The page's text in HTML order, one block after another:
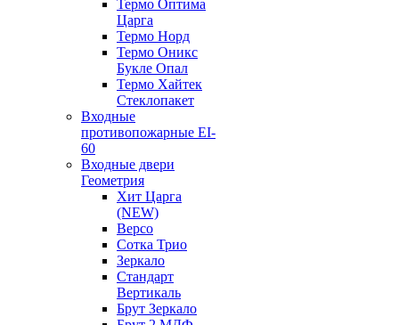
Термо Оптима
Царга
Термо Норд
Термо Оникс
Букле Опал
Термо Хайтек
Стеклопакет
Входные
противопожарные EI-
60
Входные двери
Геометрия
Хит Царга
(NEW)
Версо
Сотка Трио
Зеркало
Стандарт
Вертикаль
Брут Зеркало